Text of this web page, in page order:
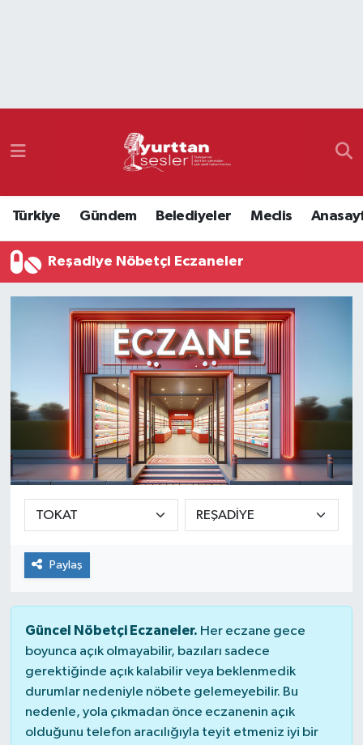
Türkiye Gündem Belediyeler Meclis
Reşadiye Nöbetçi Eczaneler
Paylaş
Güncel Nöbetçi Eczaneler. Her eczane gece
boyunca açık olmayabilir, bazıları sadece
gerektiğinde açık kalabilir veya beklenmedik
durumlar nedeniyle nöbete gelemeyebilir. Bu
nedenle, yola çıkmadan önce eczanenin açık
olduğunu telefon aracılığıyla teyit etmeniz iyi bir
Namaz Vakitleri
Süper Lig Puan Durumu ve Fikstür
Tüm Manşetler
Son Dakika Haberleri
Haber Arşivi